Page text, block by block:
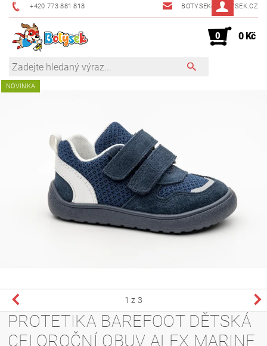
+420 773 881 818 BOTYSEK@BOTYSEK.CZ
0 0 Kč
NOVINKA
1 z 3
PROTETIKA BAREFOOT DĚTSKÁ
CELOROČNÍ OBUV ALEX MARINE